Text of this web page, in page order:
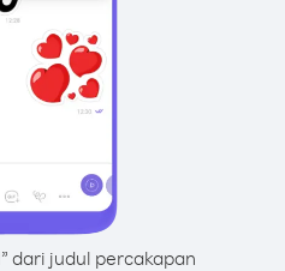
dari judul percakapan